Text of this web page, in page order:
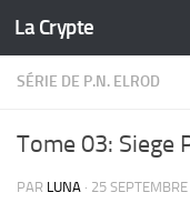
Skip to content
La Crypte
SÉRIE DE P.N. ELROD
Tome 03: Siege
PAR LUNA · 25